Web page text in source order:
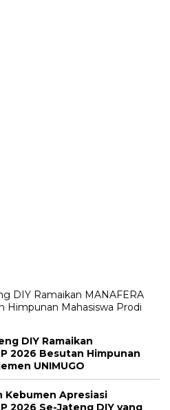
DIY Ramaikan
2026 Besutan Himpunan
UNIMUGO
Kebumen Apresiasi
2026 Se-Jateng DIY yang